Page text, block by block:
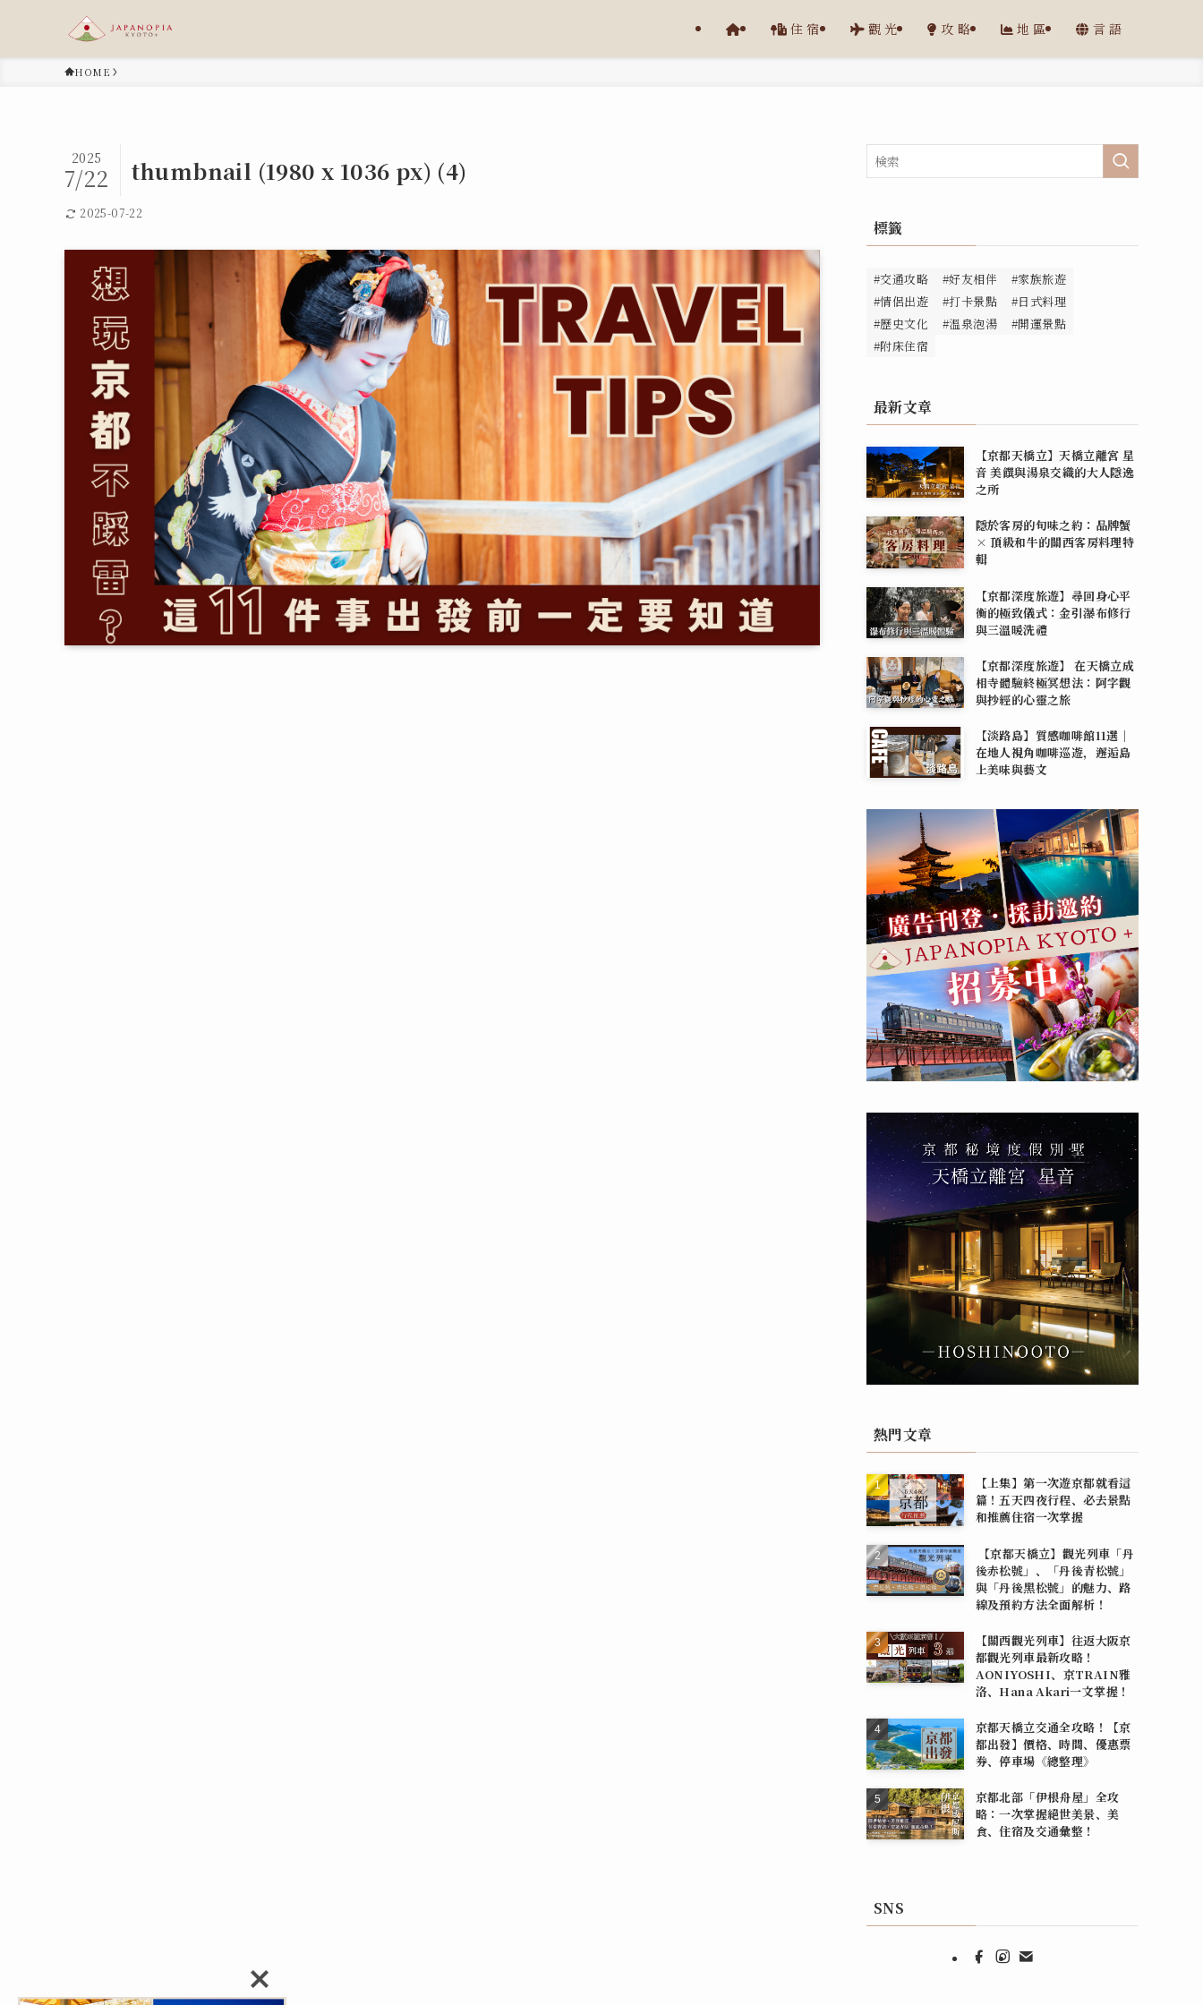
住宿 觀光 攻略 地區 言語
HOME
thumbnail (1980 x 1036 px) (4)
2025
7/22
2025-07-22
標籤
#交通攻略 #好友相伴
#家族旅遊
#情侶出遊
#打卡景點
#日式料理
#歷史文化
#溫泉泡湯
#開運景點
#附床住宿
最新文章
【京都天橋立】天橋立離宮 星
音 美饌與湯泉交織的大人隱逸
之所
隱於客房的旬味之約：品牌蟹
× 頂級和牛的關西客房料理特
輯
【京都深度旅遊】尋回身心平
衡的極致儀式：金引瀑布修行
與三溫暖洗禮
【京都深度旅遊】 在天橋立成
相寺體驗終極冥想法：阿字觀
與抄經的心靈之旅
【淡路島】質感咖啡館11選｜
在地人視角咖啡巡遊，邂逅島
上美味與藝文
熱門文章
【上集】第一次遊京都就看這
篇！五天四夜行程、必去景點
和推薦住宿一次掌握
【京都天橋立】觀光列車「丹
後赤松號」、「丹後青松號」
與「丹後黑松號」的魅力、路
線及預約方法全面解析！
【關西觀光列車】往返大阪京
都觀光列車最新攻略！
AONIYOSHI、京TRAIN雅
洛、Hana Akari一文掌握！
京都天橋立交通全攻略！【京
都出發】價格、時間、優惠票
券、停車場《總整理》
京都北部「伊根舟屋」全攻
略：一次掌握絕世美景、美
食、住宿及交通彙整！
SNS